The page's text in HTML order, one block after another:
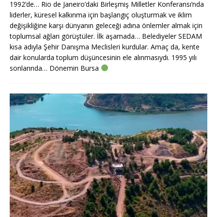
1992’de… Rio de Janeiro’daki Birleşmiş Milletler Konferansı’nda
liderler, küresel kalkınma için başlangıç oluşturmak ve iklim
değişikliğine karşı dünyanın geleceği adına önlemler almak için
toplumsal ağları görüştüler. İlk aşamada… Belediyeler SEDAM
kısa adıyla Şehir Danışma Meclisleri kurdular. Amaç da, kente
dair konularda toplum düşüncesinin ele alınmasıydı. 1995 yılı
sonlarında… Dönemin Bursa